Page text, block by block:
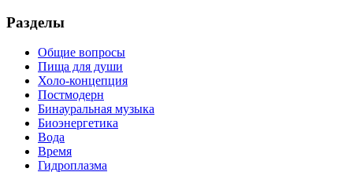
Разделы
Общие вопросы
Пища для души
Холо-концепция
Постмодерн
Бинауральная музыка
Биоэнергетика
Вода
Время
Гидроплазма